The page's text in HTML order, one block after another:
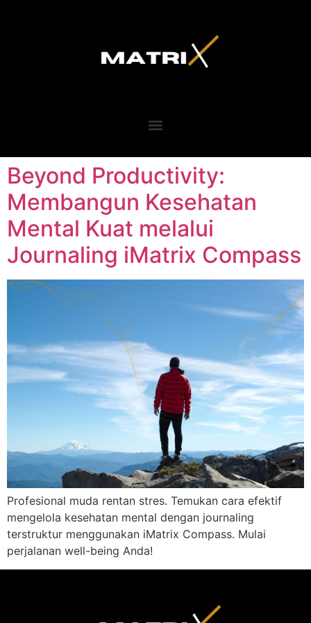
Beyond Productivity:
Membangun Kesehatan
Mental Kuat melalui
Journaling iMatrix Compass
Profesional muda rentan stres. Temukan cara efektif
mengelola kesehatan mental dengan journaling
terstruktur menggunakan iMatrix Compass. Mulai
perjalanan well-being Anda!